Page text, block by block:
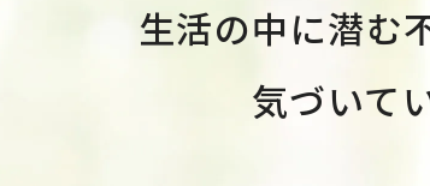
生活の中に潜む
気づいて